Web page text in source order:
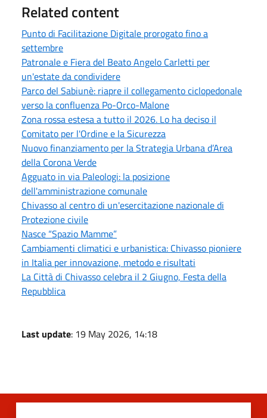
Related content
Punto di Facilitazione Digitale prorogato fino a
settembre
Patronale e Fiera del Beato Angelo Carletti per
un'estate da condividere
Parco del Sabiunè: riapre il collegamento ciclopedonale
verso la confluenza Po-Orco-Malone
Zona rossa estesa a tutto il 2026. Lo ha deciso il
Comitato per l'Ordine e la Sicurezza
Nuovo finanziamento per la Strategia Urbana d’Area
della Corona Verde
Agguato in via Paleologi: la posizione
dell'amministrazione comunale
Chivasso al centro di un'esercitazione nazionale di
Protezione civile
Nasce “Spazio Mamme”
Cambiamenti climatici e urbanistica: Chivasso pioniere
in Italia per innovazione, metodo e risultati
La Città di Chivasso celebra il 2 Giugno, Festa della
Repubblica
Last update: 19 May 2026, 14:18